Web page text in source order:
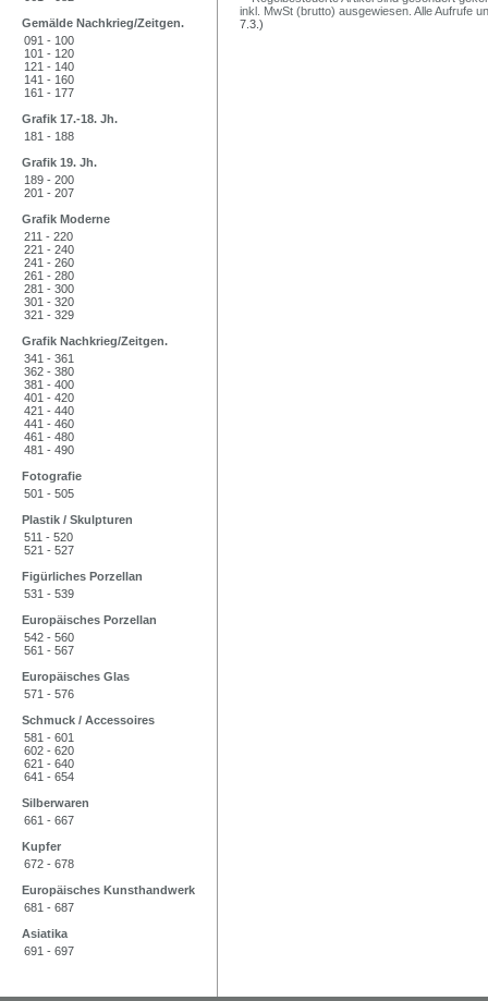
Gemälde Nachkrieg/Zeitgen.
091 - 100
101 - 120
121 - 140
141 - 160
161 - 177
Grafik 17.-18. Jh.
181 - 188
Grafik 19. Jh.
189 - 200
201 - 207
Grafik Moderne
211 - 220
221 - 240
241 - 260
261 - 280
281 - 300
301 - 320
321 - 329
Grafik Nachkrieg/Zeitgen.
341 - 361
362 - 380
381 - 400
401 - 420
421 - 440
441 - 460
461 - 480
481 - 490
Fotografie
501 - 505
Plastik / Skulpturen
511 - 520
521 - 527
Figürliches Porzellan
531 - 539
Europäisches Porzellan
542 - 560
561 - 567
Europäisches Glas
571 - 576
Schmuck / Accessoires
581 - 601
602 - 620
621 - 640
641 - 654
Silberwaren
661 - 667
Kupfer
672 - 678
Europäisches Kunsthandwerk
681 - 687
Asiatika
691 - 697
inkl. MwSt (brutto) ausgewiesen. Alle Aufrufe
7.3.)